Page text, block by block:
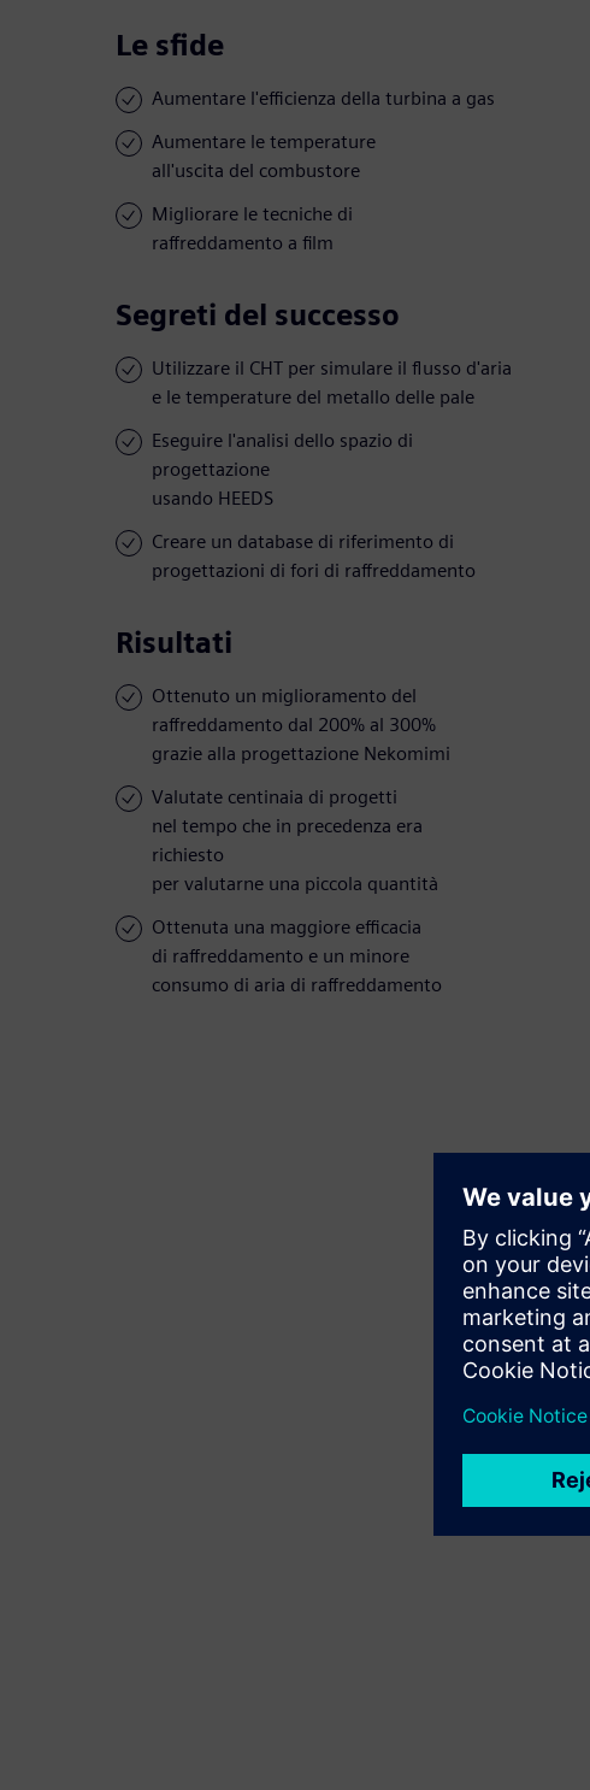
Le sfide
Aumentare l'efficienza della turbina a gas
Aumentare le temperature
all'uscita del combustore
Migliorare le tecniche di
raffreddamento a film
Segreti del successo
Utilizzare il CHT per simulare il flusso d'aria
e le temperature del metallo delle pale
Eseguire l'analisi dello spazio di
progettazione
usando HEEDS
Creare un database di riferimento di
progettazioni di fori di raffreddamento
Risultati
Ottenuto un miglioramento del
raffreddamento dal 200% al 300%
grazie alla progettazione Nekomimi
Valutate centinaia di progetti
nel tempo che in precedenza era
richiesto
per valutarne una piccola quantità
Ottenuta una maggiore efficacia
di raffreddamento e un minore
consumo di aria di raffreddamento